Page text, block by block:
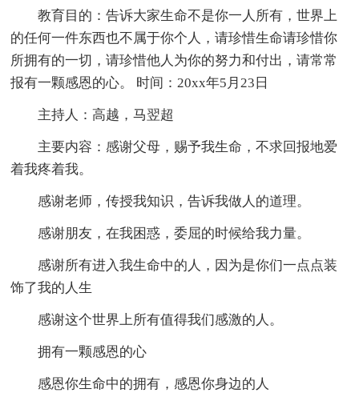
教育目的：告诉大家生命不是你一人所有，世界上
的任何一件东西也不属于你个人，请珍惜生命请珍惜你
所拥有的一切，请珍惜他人为你的努力和付出，请常常
报有一颗感恩的心。 时间：20xx年5月23日
主持人：高越，马翌超
主要内容：感谢父母，赐予我生命，不求回报地爱
着我疼着我。
感谢老师，传授我知识，告诉我做人的道理。
感谢朋友，在我困惑，委屈的时候给我力量。
感谢所有进入我生命中的人，因为是你们一点点装
饰了我的人生
感谢这个世界上所有值得我们感激的人。
拥有一颗感恩的心
感恩你生命中的拥有，感恩你身边的人